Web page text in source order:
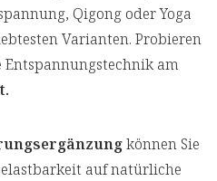
Qigong oder Yoga
Varianten. Probieren
Entspannungstechnik am
können Sie
auf natürliche